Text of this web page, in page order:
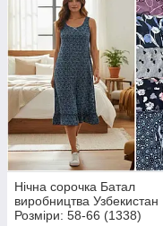
Нічна сорочка Батал
виробництва Узбекистан
Розміри: 58-66 (1338)